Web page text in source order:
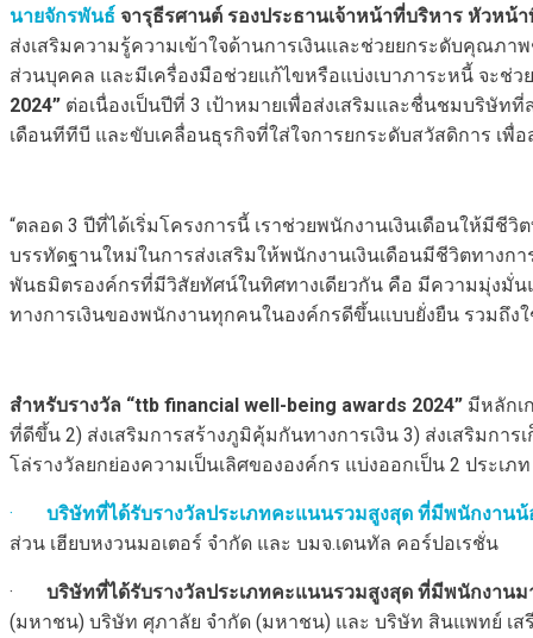
นายจักรพันธ์ จารุธีรศานต์ รองประธานเจ้าหน้าที่บริหาร หัวหน้
ส่งเสริมความรู้ความเข้าใจด้านการเงินและช่วยยกระดับคุณภา
ส่วนบุคคล และมีเครื่องมือช่วยแก้ไขหรือแบ่งเบาภาระหนี้ จะช่
2024” ต่อเนื่องเป็นปีที่ 3 เป้าหมายเพื่อส่งเสริมและชื่นชมบริษั
เดือนทีทีบี และขับเคลื่อนธุรกิจที่ใส่ใจการยกระดับสวัสดิการ เพื่
“ตลอด 3 ปีที่ได้เริ่มโครงการนี้ เราช่วยพนักงานเงินเดือนให้มี
บรรทัดฐานใหม่ในการส่งเสริมให้พนักงานเงินเดือนมีชีวิตทาง
พันธมิตรองค์กรที่มีวิสัยทัศน์ในทิศทางเดียวกัน คือ มีความมุ่งมั่น
ทางการเงินของพนักงานทุกคนในองค์กรดีขึ้นแบบยั่งยืน รวมถึง
สำหรับรางวัล “ttb financial well-being awards 2024” มีหลักเ
ที่ดีขึ้น 2) ส่งเสริมการสร้างภูมิคุ้มกันทางการเงิน 3) ส่งเสริมกา
โล่รางวัลยกย่องความเป็นเลิศขององค์กร แบ่งออกเป็น 2 ประเภ
· บริษัทที่ได้รับรางวัลประเภทคะแนนรวมสูงสุด ที่มีพนักงาน
ส่วน เฮียบหงวนมอเตอร์ จำกัด และ บมจ.เดนทัล คอร์ปอเรชั่น
· บริษัทที่ได้รับรางวัลประเภทคะแนนรวมสูงสุด ที่มีพนักงาน
(มหาชน) บริษัท ศุภาลัย จำกัด (มหาชน) และ บริษัท สินแพทย์ เส